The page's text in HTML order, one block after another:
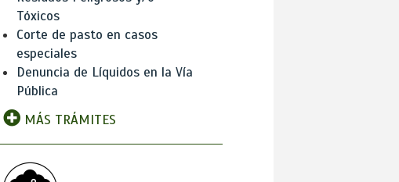
Tóxicos
Corte de pasto en casos
especiales
Denuncia de Líquidos en la Vía
Pública
MÁS TRÁMITES